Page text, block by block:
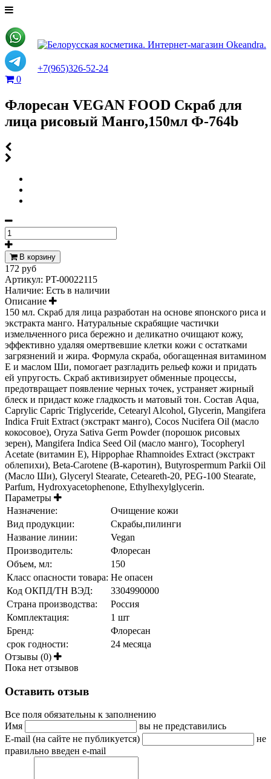
+7(965)326-52-24
0
Флоресан VEGAN FOOD Скраб для
лица рисовый Манго,150мл Ф-764b
В корзину
172 руб
Артикул: PT-00022115
Наличие: Есть в наличии
Описание
150 мл. Скраб для лица разработан на основе японского риса и
экстракта манго. Натуральные скрабящие частички
измельченного риса бережно и деликатно очищают кожу,
эффективно удаляя омертвевшие клетки кожи с остатками
загрязнений и жира. Формула скраба, обогащенная витамином
Е и маслом Ши, помогает разгладить рельеф кожи и придать
ей упругость. Скраб активизирует обменные процессы,
предотвращает появление черных точек, устраняет жирный
блеск и придаст коже гладкость и матовый тон. Состав Aqua,
Caprylic Capric Triglyceride, Cetearyl Alcohol, Glycerin, Mangifera
Indica Fruit Extract (экстракт манго), Cocos Nucifera Oil (масло
кокосовое), Oryza Sativa Germ Powder (порошок рисовых
зерен), Mangifera Indica Seed Oil (масло манго), Tocopheryl
Acetate (витамин Е), Hippophae Rhamnoides Extract (экстракт
облепихи), Beta-Carotene (В-каротин), Butyrospermum Parkii Oil
(Масло Ши), Glyceryl Stearate, Ceteareth-20, PEG-100 Stearate,
Parfum, Hydroxyacetophenone, Ethylhexylglycerin.
Параметры
Назначение:
Очищение кожи
Вид продукции:
Скрабы,пилинги
Название линии:
Vegan
Производитель:
Флоресан
Объем, мл:
150
Класс опасности товара: Не опасен
Код ОКПД/ТН ВЭД:
3304990000
Страна производства:
Россия
Комплектация:
1 шт
Бренд:
Флоресан
срок годности:
24 месяца
Отзывы (0)
Пока нет отзывов
Оставить отзыв
Все поля обязательны к заполнению
Имя
вы не представились
E-mail (на сайте не публикуется)
не
правильно введен e-mail